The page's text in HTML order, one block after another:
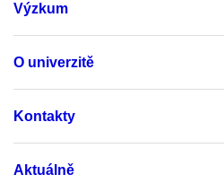
Výzkum
O univerzitě
Kontakty
Aktuálně